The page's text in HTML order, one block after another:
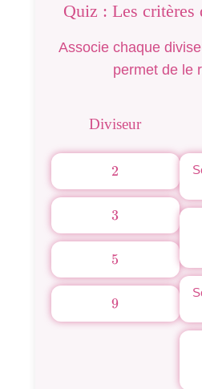
Quiz : Les
Associe chaque
permet de le
Diviseur
2
2
3
3
5
5
9
9